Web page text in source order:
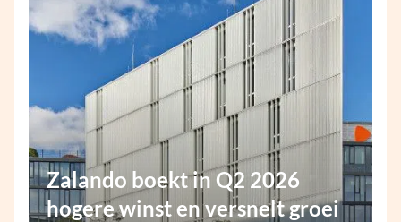
Zalando boekt in Q2 2026
hogere winst en versnelt groei